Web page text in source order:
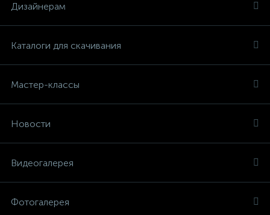
Дизайнерам
Каталоги для скачивания
Мастер-классы
Новости
Видеогалерея
Фотогалерея